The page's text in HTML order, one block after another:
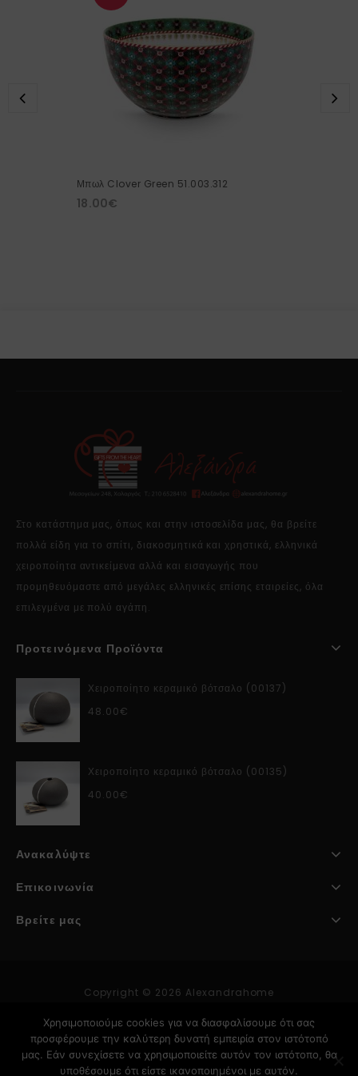
Μπωλ Clover Green 51.003.312
18.00€
Στο κατάστημα μας, όπως και στην ιστοσελίδα μας, θα βρείτε
πολλά είδη για το σπίτι, διακοσμητικά και χρηστικά, ελληνικά
χειροποίητα αντικείμενα αλλά και εισαγωγής που
προμηθευόμαστε από μεγάλες ελληνικές επίσης εταιρείες, όλα
επιλεγμένα με πολύ αγάπη.
Προτεινόμενα Προϊόντα
Χειροποίητο κεραμικό βότσαλο (00137)
48.00€
Χειροποίητο κεραμικό βότσαλο (00135)
40.00€
Ανακαλύψτε
Επικοινωνία
Βρείτε μας
Copyright © 2026 Alexandrahome
Κατασκευή Ιστοσελίδων
Χρησιμοποιούμε cookies για να διασφαλίσουμε ότι σας
προσφέρουμε την καλύτερη δυνατή εμπειρία στον ιστότοπό
μας. Εάν συνεχίσετε να χρησιμοποιείτε αυτόν τον ιστότοπο, θα
υποθέσουμε ότι είστε ικανοποιημένοι με αυτόν.